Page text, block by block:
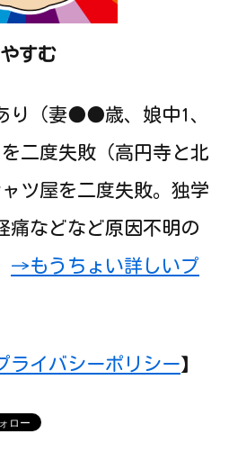
やすむ
り（妻●●歳、娘中1、
二度失敗（高円寺と北
ツ屋を二度失敗。独学
痛などなど原因不明の
→もうちょい詳しいプ
ライバシーポリシー】